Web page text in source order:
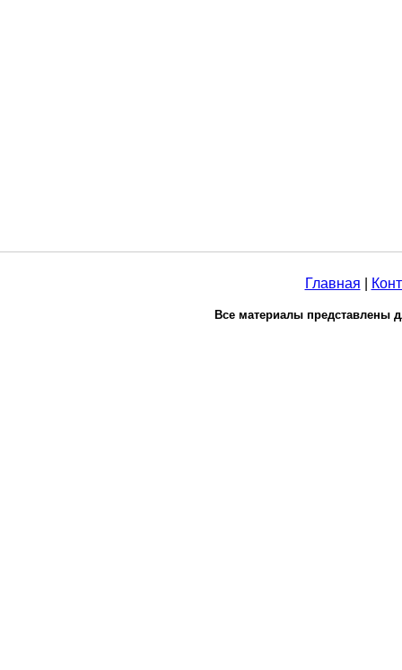
Главная
Все материалы представлены